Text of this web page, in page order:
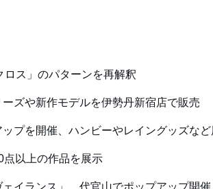
ス」のパターンを再解釈
ズや新作モデルを伊勢丹新宿店で販売
プを開催、ハンビーやレイングッズな
以上の作品を展示
イランス」、代官山でポップアップ開催